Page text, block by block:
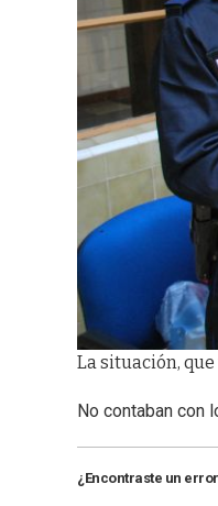
La situación,
No contaban con
¿Encontraste un